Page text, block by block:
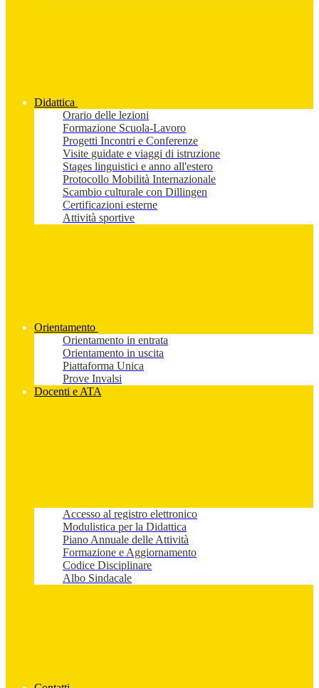
Didattica
Orario delle lezioni
Formazione Scuola-Lavoro
Progetti Incontri e Conferenze
Visite guidate e viaggi di istruzione
Stages linguistici e anno all'estero
Protocollo Mobilità Internazionale
Scambio culturale con Dillingen
Certificazioni esterne
Attività sportive
Orientamento
Orientamento in entrata
Orientamento in uscita
Piattaforma Unica
Prove Invalsi
Docenti e ATA
Accesso al registro elettronico
Modulistica per la Didattica
Piano Annuale delle Attività
Formazione e Aggiornamento
Codice Disciplinare
Albo Sindacale